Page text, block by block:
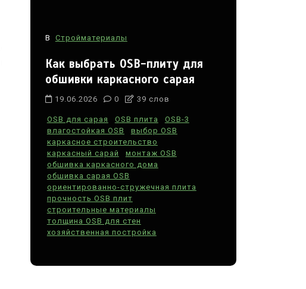
В Стройматериалы
Как выбрать OSB-плиту для
обшивки каркасного сарая
19.06.2026 0 39 слов
OSB для сарая OSB плита
OSB-3
влагостойкая OSB
выбор OSB
каркасное строительство
каркасный сарай
монтаж OSB
обшивка каркасного дома
обшивка сарая OSB
ориентированно-стружечная плита
прочность OSB плит
строительные материалы
толщина OSB для стен
хозяйственная постройка